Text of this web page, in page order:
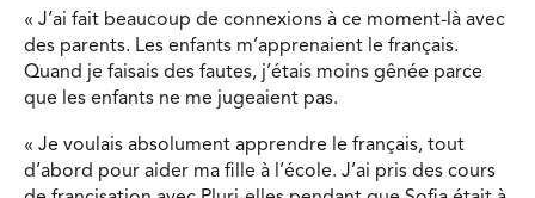
« J’ai fait beaucoup de connexions à ce moment-là avec
des parents. Les enfants m’apprenaient le français.
Quand je faisais des fautes, j’étais moins gênée parce
que les enfants ne me jugeaient pas.
« Je voulais absolument apprendre le français, tout
d’abord pour aider ma fille à l’école. J’ai pris des cours